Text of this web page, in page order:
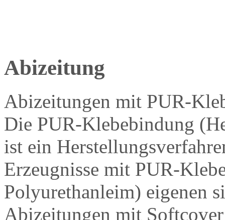
Abizeitung
Abizeitungen mit PUR-
Die PUR-Klebebindung
ist ein
Erzeugnisse mit PUR-
Polyurethanleim) eigenen
Abizeitungen mit